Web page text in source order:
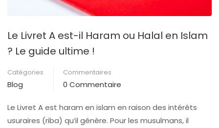
Le Livret A est-il Haram ou Halal en Islam
? Le guide ultime !
Catégories
Blog
Commentaires
0 Commentaire
Le Livret A est haram en islam en raison des intérêts
usuraires (riba) qu’il génère. Pour les musulmans, il